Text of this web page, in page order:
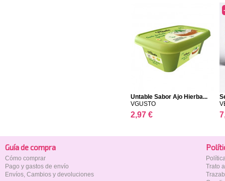
Untable Sabor Ajo Hierba...
VGUSTO
2,97 €
Guía de compra
Cómo comprar
Pago y gastos de envío
Envíos, Cambios y devoluciones
Trato